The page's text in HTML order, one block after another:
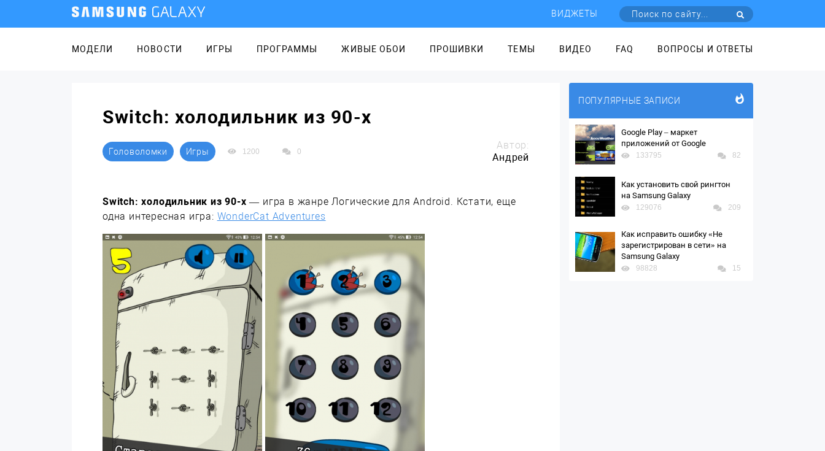
ВИДЖЕТЫ
МОДЕЛИ НОВОСТИ ИГРЫ ПРОГРАММЫ ЖИВЫЕ ОБОИ ПРОШИВКИ ТЕМЫ ВИДЕО FAQ ВОПРОСЫ И ОТВЕТЫ
Switch: холодильник из 90-х
Головоломки Игры 1200 0
Автор:
Андрей
Switch: холодильник из 90-х — игра в жанре Логические для Android. Кстати, еще
одна интересная игра: WonderCat Adventures
ПОПУЛЯРНЫЕ ЗАПИСИ
Google Play – маркет
приложений от Google
133795 82
Как установить свой рингтон
на Samsung Galaxy
129076 209
Как исправить ошибку «Не
зарегистрирован в сети» на
Samsung Galaxy
98828 15